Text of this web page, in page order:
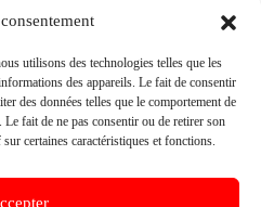
utilisons des technologies telles que les
des appareils. Le fait de consentir
des données telles que le comportement de
fait de ne pas consentir ou de retirer son
certaines caractéristiques et fonctions.
Copropriété | MOE |
en Travaux |
Fabricants | Marque |
réservés.